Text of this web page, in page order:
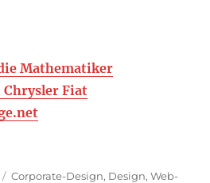
Mathematiker
Chrysler Fiat
Kategorien
Corporate-Design, Design,Web-